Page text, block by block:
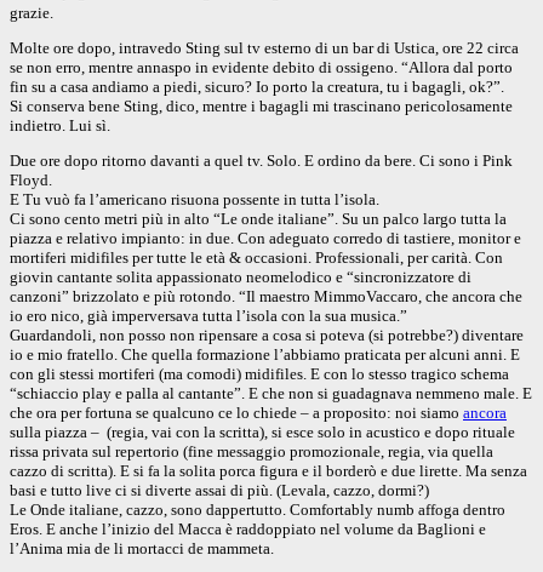
grazie.
Molte ore dopo, intravedo Sting sul tv esterno di un bar di Ustica, ore 22 circa
se non erro, mentre annaspo in evidente debito di ossigeno. “Allora dal porto
fin su a casa andiamo a piedi, sicuro? Io porto la creatura, tu i bagagli, ok?”.
Si conserva bene Sting, dico, mentre i bagagli mi trascinano pericolosamente
indietro. Lui sì.
Due ore dopo ritorno davanti a quel tv. Solo. E ordino da bere. Ci sono i Pink
Floyd.
E Tu vuò fa l’americano risuona possente in tutta l’isola.
Ci sono cento metri più in alto “Le onde italiane”. Su un palco largo tutta la
piazza e relativo impianto: in due. Con adeguato corredo di tastiere, monitor e
mortiferi midifiles per tutte le età & occasioni. Professionali, per carità. Con
giovin cantante solita appassionato neomelodico e “sincronizzatore di
canzoni” brizzolato e più rotondo. “Il maestro MimmoVaccaro, che ancora che
io ero nico, già imperversava tutta l’isola con la sua musica.”
Guardandoli, non posso non ripensare a cosa si poteva (si potrebbe?) diventare
io e mio fratello. Che quella formazione l’abbiamo praticata per alcuni anni. E
con gli stessi mortiferi (ma comodi) midifiles. E con lo stesso tragico schema
“schiaccio play e palla al cantante”. E che non si guadagnava nemmeno male. E
che ora per fortuna se qualcuno ce lo chiede – a proposito: noi siamo ancora
sulla piazza – (regia, vai con la scritta), si esce solo in acustico e dopo rituale
rissa privata sul repertorio (fine messaggio promozionale, regia, via quella
cazzo di scritta). E si fa la solita porca figura e il borderò e due lirette. Ma senza
basi e tutto live ci si diverte assai di più. (Levala, cazzo, dormi?)
Le Onde italiane, cazzo, sono dappertutto. Comfortably numb affoga dentro
Eros. E anche l’inizio del Macca è raddoppiato nel volume da Baglioni e
l’Anima mia de li mortacci de mammeta.